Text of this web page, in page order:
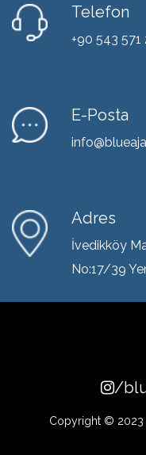
Telefon
+90 543 571
E-Posta
Adres
İvedikköy
No:17/39
/
Copyright © 2023